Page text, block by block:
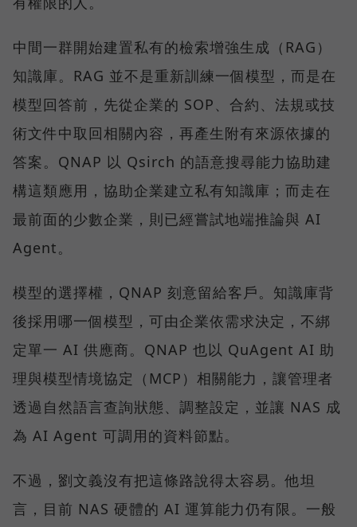
中間一群開始建置私有的檢索增強生成（RAG）
知識庫。RAG 並不是重新訓練一個模型，而是在
模型回答前，先從企業的 SOP、合約、法規或技
術文件中取回相關內容，再產生附有來源依據的
答案。QNAP 以 Qsirch 的語意搜尋能力協助建
構這類應用，協助企業建立私有知識庫；而走在
最前面的少數企業，則已經嘗試地端推論與 AI
Agent。
模型的選擇權，QNAP 刻意留給客戶。知識庫背
後採用哪一個模型，可由企業依需求決定，不綁
定單一 AI 供應商。QNAP 也以 QuAgent AI 助
理與模型情境協定（MCP）相關能力，讓管理者
透過自然語言查詢狀態、調整設定，並讓 NAS 成
為 AI Agent 可調用的資料節點。
不過，劉文義沒有把這條路說得太容易。他坦
言，目前 NAS 硬體的 AI 運算能力仍有限。一般